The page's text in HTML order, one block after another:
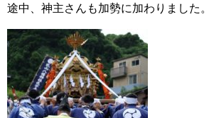
途中、神主さんも加勢に加わりました。